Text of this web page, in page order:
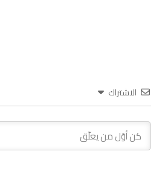
الاشتراك